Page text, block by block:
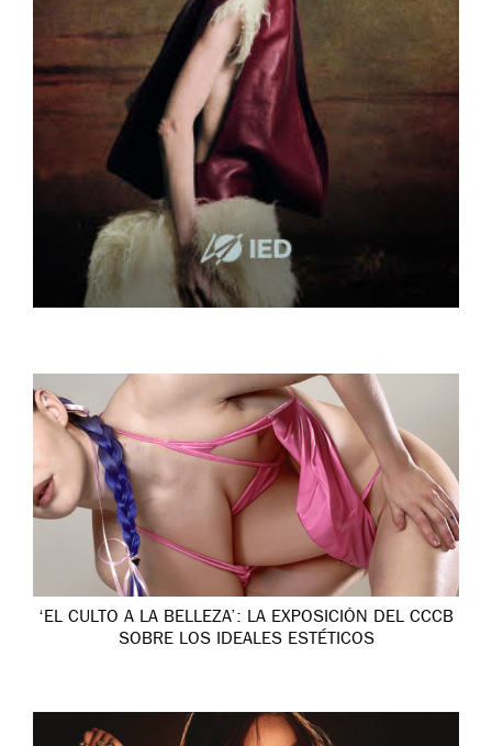
‘EL CULTO A LA BELLEZA’: LA EXPOSICIÓN DEL CCCB
SOBRE LOS IDEALES ESTÉTICOS